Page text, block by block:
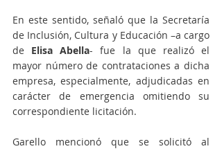
En este sentido, señaló que la Secretaría
de Inclusión, Cultura y Educación –a cargo
de Elisa Abella- fue la que realizó el
mayor número de contrataciones a dicha
empresa, especialmente, adjudicadas en
carácter de emergencia omitiendo su
correspondiente licitación.
Garello mencionó que se solicitó al